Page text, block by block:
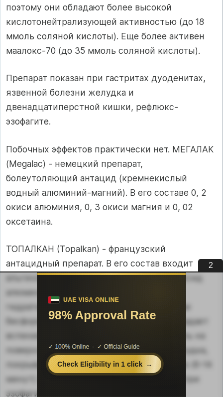
поэтому они обладают более высокой
кислотонейтрализующей активностью (до 18
ммоль соляной кислоты). Еще более активен
маалокс-70 (до 35 ммоль соляной кислоты).
Препарат показан при гастритах дуоденитах,
язвенной болезни желудка и
двенадцатиперстной кишки, рефлюкс-
эзофагите.
Побочных эффектов практически нет. МЕГАЛАК
(Megalac) - немецкий препарат,
болеутоляющий антацид (кремнекислый
водный алюминий-магний). В его составе 0, 2
окиси алюминия, 0, 3 окиси магния и 0, 02
оксетаина.
ТОПАЛКАН (Topalkan) - французский
антацидный препарат. В его состав входит
альгиновая кислота, коллоидный гидроксид
алюминия, гидрокарбонат магния,
гидратированный кремний в осажденном
бесформенном состоянии. Препарат обладает
вспенивающим эффектом, формирует гель на
поверхности жидкого содержимого желудка,
покрывает слизистую; действует быстро (6-14
минут) и длительно (2-4 часа). Выгоден при
эзофагитах, рефлюкс-эзофагитах.
1